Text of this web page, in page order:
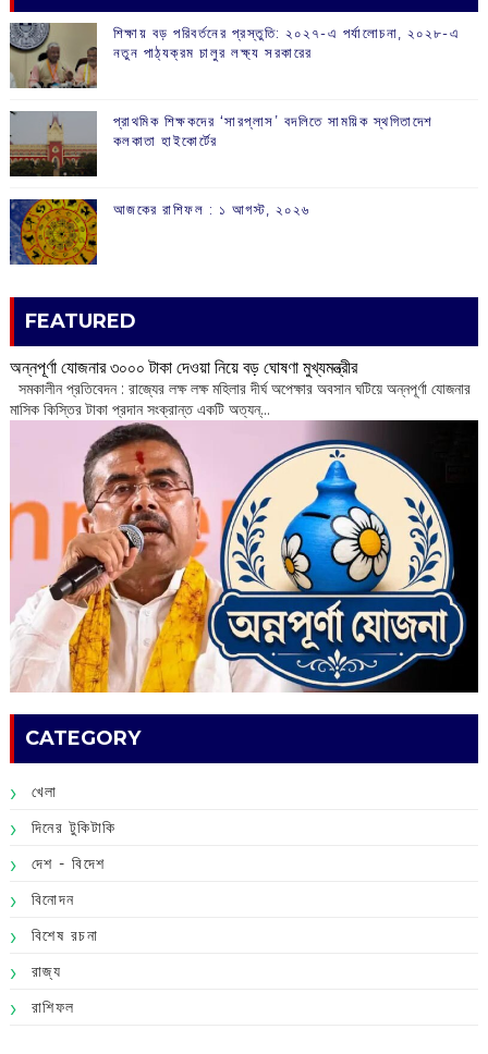
শিক্ষায় বড় পরিবর্তনের প্রস্তুতি: ২০২৭-এ পর্যালোচনা, ২০২৮-এ
নতুন পাঠ্যক্রম চালুর লক্ষ্য সরকারের
প্রাথমিক শিক্ষকদের ‘সারপ্লাস’ বদলিতে সাময়িক স্থগিতাদেশ
কলকাতা হাইকোর্টের
আজকের রাশিফল :‌ ‌‌১ আগস্ট, ২০২৬
FEATURED
অন্নপূর্ণা যোজনার ৩০০০ টাকা দেওয়া নিয়ে বড় ঘোষণা মুখ্যমন্ত্রীর
সমকালীন প্রতিবেদন : রাজ্যের লক্ষ লক্ষ মহিলার দীর্ঘ অপেক্ষার অবসান ঘটিয়ে অন্নপূর্ণা যোজনার
মাসিক কিস্তির টাকা প্রদান সংক্রান্ত একটি অত্যন্...
CATEGORY
খেলা
দিনের টুকিটাকি
দেশ - বিদেশ
বিনোদন
বিশেষ রচনা
রাজ্য
রাশিফল